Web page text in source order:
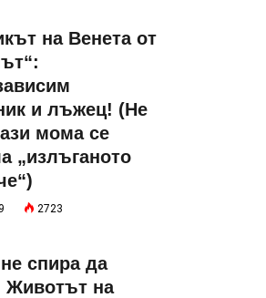
на Венета от
и лъжец! (Не
мома се
„излъганото
2723
спира да
Животът на